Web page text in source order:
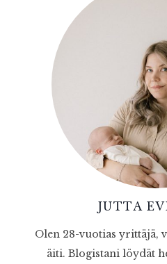
JUTTA
Olen 28-vuotias yrittäjä,
äiti. Blogistani löydät